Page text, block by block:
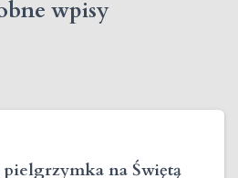
wpisy
pielgrzymka na Świętą